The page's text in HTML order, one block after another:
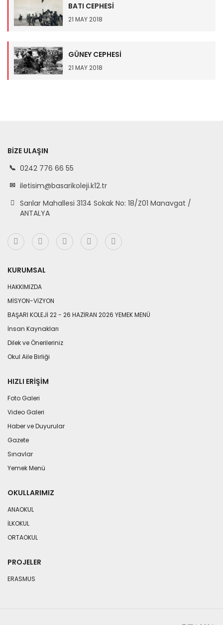
BATI CEPHESİ
21 MAY 2018
GÜNEY CEPHESİ
21 MAY 2018
BIZE ULAŞIN
0242 776 66 55
iletisim@basarikoleji.k12.tr
Sarılar Mahallesi 3134 Sokak No: 18/Z01 Manavgat /
ANTALYA
KURUMSAL
HAKKIMIZDA
MİSYON-VİZYON
BAŞARI KOLEJİ 22 - 26 HAZİRAN 2026 YEMEK MENÜ
İnsan Kaynakları
Dilek ve Önerileriniz
Okul Aile Birliği
HIZLI ERIŞIM
Foto Galeri
Video Galeri
Haber ve Duyurular
Gazete
Sınavlar
Yemek Menü
OKULLARIMIZ
ANAOKUL
İLKOKUL
ORTAOKUL
PROJELER
ERASMUS